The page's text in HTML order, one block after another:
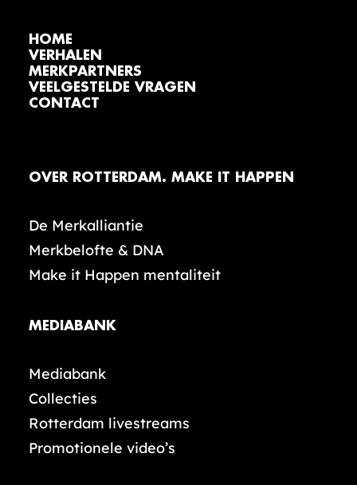
HOME
VERHALEN
MERKPARTNERS
VEELGESTELDE VRAGEN
CONTACT
OVER ROTTERDAM. MAKE IT HAPPEN
De Merkalliantie
Merkbelofte & DNA
Make it Happen mentaliteit
MEDIABANK
Mediabank
Collecties
Rotterdam livestreams
Promotionele video’s